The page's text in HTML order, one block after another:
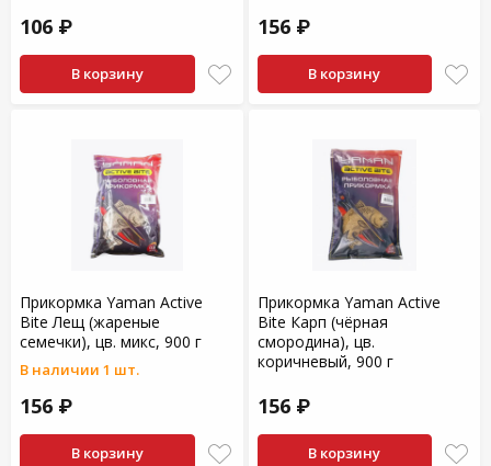
106 ₽
В корзину
156 ₽
В корзину
Прикормка Yaman Active
Bite Лещ (жареные
семечки), цв. микс, 900 г
В наличии 1 шт.
156 ₽
В корзину
Прикормка Yaman Active
Bite Карп (чёрная
смородина), цв.
коричневый, 900 г
156 ₽
В корзину